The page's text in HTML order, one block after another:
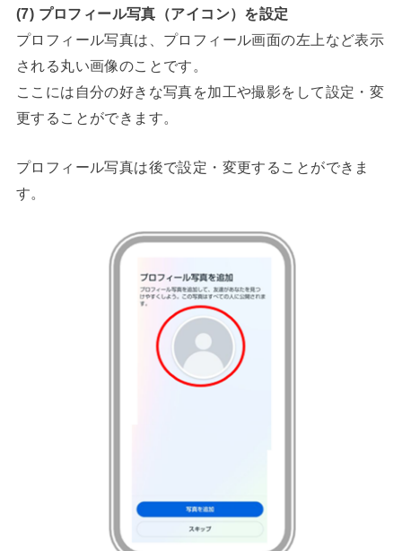
(7) プロフィール写真（アイコン）を設定
プロフィール写真は、プロフィール画面の左上など表示
される丸い画像のことです。
ここには自分の好きな写真を加工や撮影をして設定・変
更することができます。
プロフィール写真は後で設定・変更することができま
す。